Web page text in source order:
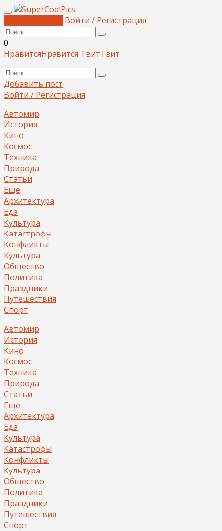
Войти / Регистрация
0
НравитсяНравится ТвитТвит
Добавить пост
Войти / Регистрация
Автомир
История
Кино
Космос
Техника
Природа
Статьи
Еще
Архитектура
Еда
Культура
Катастрофы
Конфликты
Культура
Общество
Политика
Праздники
Путешествия
Спорт
Автомир
История
Кино
Космос
Техника
Природа
Статьи
Еще
Архитектура
Еда
Культура
Катастрофы
Конфликты
Культура
Общество
Политика
Праздники
Путешествия
Спорт